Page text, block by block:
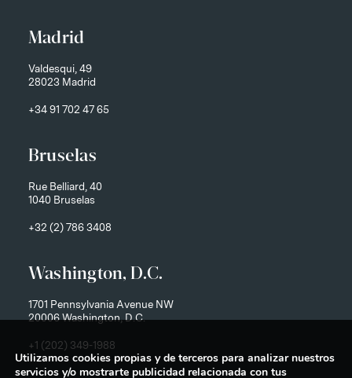
Madrid
Valdesqui, 49
28023 Madrid
+34 91 702 47 65
Bruselas
Rue Belliard, 40
1040 Bruselas
+32 (2) 786 3408
Washington, D.C.
1701 Pennsylvania Avenue NW
20006 Washington, D.C.
+1 (202) 349-1988
Utilizamos cookies propias y de terceros para analizar nuestros
servicios y/o mostrarte publicidad relacionada con tus